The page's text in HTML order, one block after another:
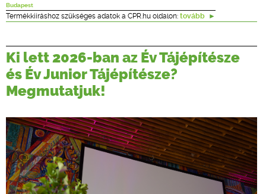
ONLINE KÉPZÉSEK
TERVEZÉSI SEGÉDLETEK
Budapest
Termékkiíráshoz szükséges adatok a CPR.hu oldalon: tovább
Ki lett 2026-ban az Év Tájépítésze
és Év Junior Tájépítésze?
Megmutatjuk!